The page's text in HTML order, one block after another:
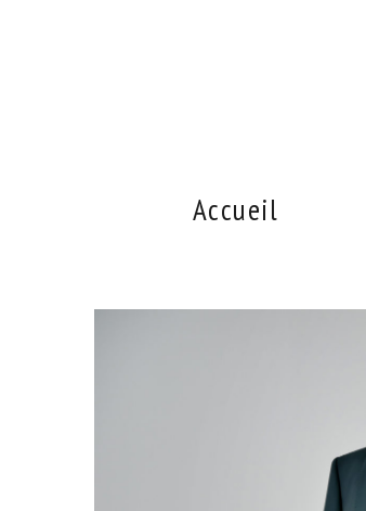
Accueil